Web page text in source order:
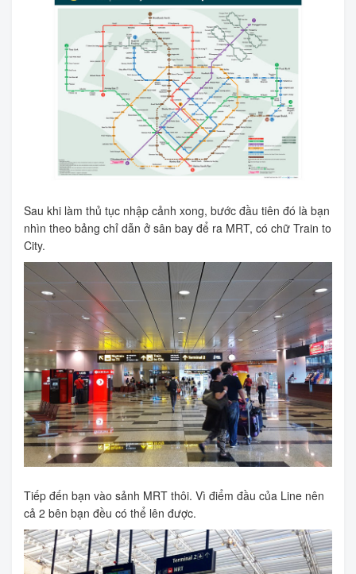
Sau khi làm thủ tục nhập cảnh xong, bước đầu tiên đó là bạn
nhìn theo bảng chỉ dẫn ở sân bay để ra MRT, có chữ Train to
City.
Tiếp đến bạn vào sảnh MRT thôi. Vì điểm đầu của Line nên
cả 2 bên bạn đều có thể lên được.